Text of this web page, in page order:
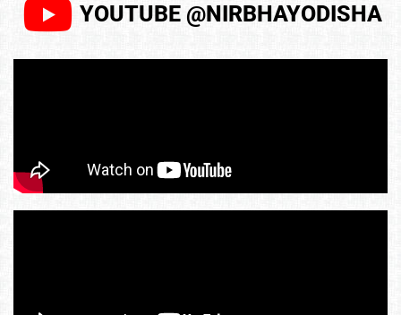
YOUTUBE @NIRBHAYODISHA